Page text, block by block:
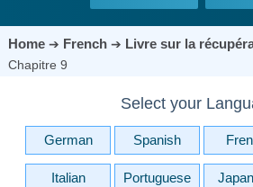
Home➔ French ➔ Livre sur la
Chapitre 9
Select your
German Spanish
Italian Portuguese